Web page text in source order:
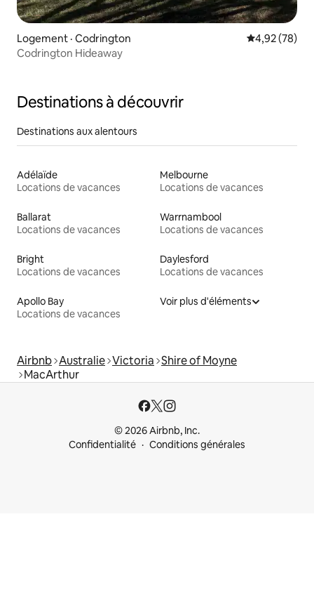
Logement · Codrington Note
4,92 (78)
Codrington Hideaway
Destinations à découvrir
Destinations aux alentours
Adélaïde
Locations de vacances
Melbourne
Locations de vacances
Ballarat
Locations de vacances
Warrnambool
Locations de vacances
Bright
Locations de vacances
Daylesford
Locations de vacances
Apollo Bay
Locations de vacances
Voir plus d'éléments
Airbnb Australie Victoria Shire of Moyne
MacArthur
© 2026 Airbnb, Inc.
Confidentialité
Conditions générales